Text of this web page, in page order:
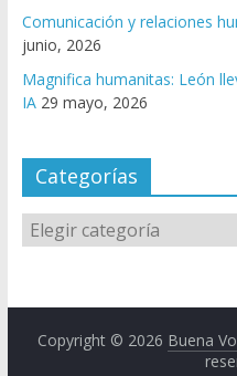
Comunicación y relaciones
junio, 2026
Magnifica humanitas: León
IA 29 mayo, 2026
Categorías
Copyright © 2026 Buena